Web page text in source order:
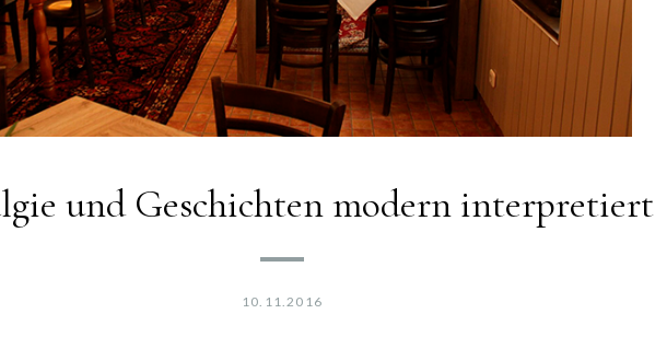
und Geschichten modern interpretiert
10.11.2016